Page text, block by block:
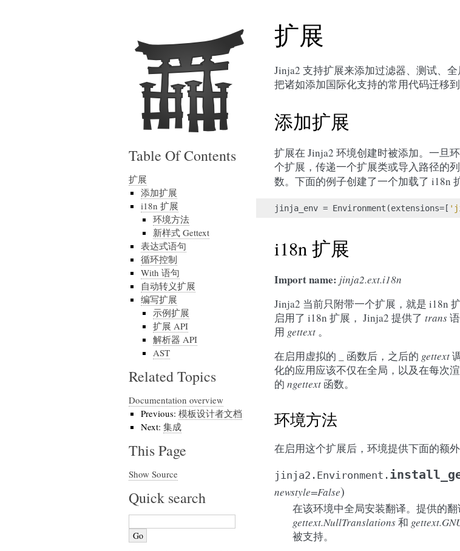
扩展
Jinja2 支持扩展来添加过滤器、测试、
把诸如添加国际化支持的常用代码迁移到
添加扩展
扩展在 Jinja2 环境创建时被添加。一旦
个扩展，传递一个扩展类或导入路径的
数。下面的例子创建了一个加载了 i18n
jinja_env = Environment (extensions= [
i18n 扩展
Import name: jinja2.ext.i18n
Jinja2 当前只附带一个扩展，就是 i18n
启用了 i18n 扩展， Jinja2 提供了 trans
用 gettext 。
在启用虚拟的
函数后，之后的 gettext
化的应用应该不仅在全局，以及在每次
的 ngettext 函数。
环境方法
在启用这个扩展后，环境提供下面的额
jinja2.Environment.
newstyle=False)
在该环境中全局安装翻译。提供的
gettext.NullTranslations和
被支持。
Table Of Contents
扩展
添加扩展
i18n 扩展
环境方法
新样式 Gettext
表达式语句
循环控制
With 语句
自动转义扩展
编写扩展
示例扩展
扩展 API
解析器 API
AST
Related Topics
Documentation overview
Previous: 模板设计者文档
Next: 集成
This Page
Show Source
Quick search